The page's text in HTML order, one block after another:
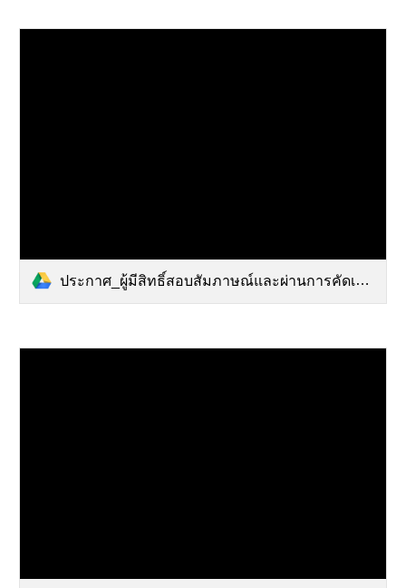
ประกาศ_ผู้มีสิทธิ์สอบสัมภาษณ์และผ่านการคัดเลือก ครูปฐมวัย.pdf